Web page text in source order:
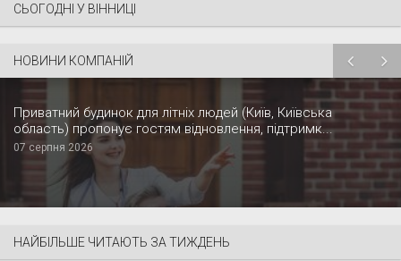
СЬОГОДНІ У ВІННИЦІ
НОВИНИ КОМПАНІЙ
Приватний будинок для літніх людей (Київ, Київська
область) пропонує гостям відновлення, підтримк...
07 серпня 2026
НАЙБІЛЬШЕ ЧИТАЮТЬ ЗА ТИЖДЕНЬ